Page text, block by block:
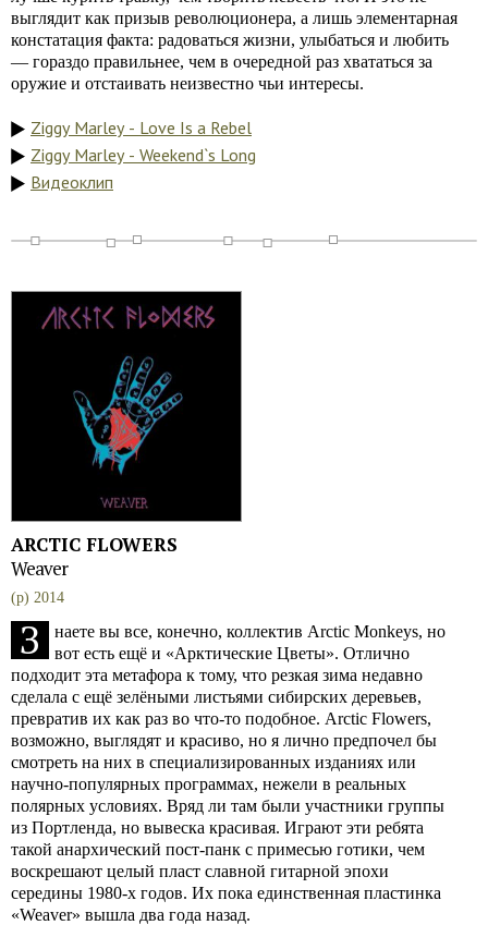
выглядит как призыв революционера, а лишь элементарная
констатация факта: радоваться жизни, улыбаться и любить
— гораздо правильнее, чем в очередной раз хвататься за
оружие и отстаивать неизвестно чьи интересы.
Ziggy Marley - Love Is a Rebel
Ziggy Marley - Weekend`s Long
Видеоклип
ARCTIC FLOWERS
Weaver
(p) 2014
З
наете вы все, конечно, коллектив Arctic Monkeys, но
вот есть ещё и «Арктические Цветы». Отлично
подходит эта метафора к тому, что резкая зима недавно
сделала с ещё зелёными листьями сибирских деревьев,
превратив их как раз во что-то подобное. Arctic Flowers,
возможно, выглядят и красиво, но я лично предпочел бы
смотреть на них в специализированных изданиях или
научно-популярных программах, нежели в реальных
полярных условиях. Вряд ли там были участники группы
из Портленда, но вывеска красивая. Играют эти ребята
такой анархический пост-панк с примесью готики, чем
воскрешают целый пласт славной гитарной эпохи
середины 1980-х годов. Их пока единственная пластинка
«Weaver» вышла два года назад.